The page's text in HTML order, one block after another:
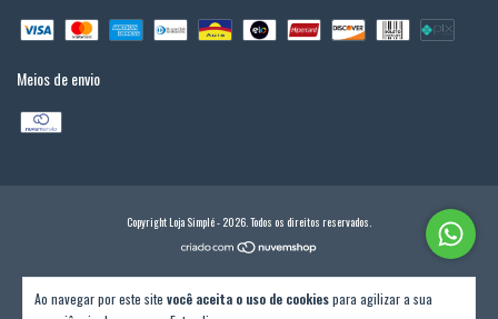
Ao navegar por este site você aceita o uso de cookiespara agilizar a sua
Meios de envio
Copyright Loja Simplé - 2026. Todos os direitos reservados.